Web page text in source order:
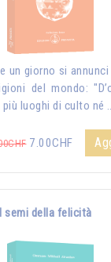
un giorno si
del mondo:
luoghi di culto né
7.00CHF
I semi della felicità